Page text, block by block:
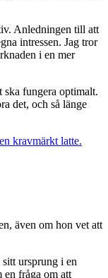
Anledningen till att
intressen. Jag tror
i en mer
fungera optimalt.
det, och så länge
kravmärkt latte.
även om hon vet att
ursprung i en
fråga om att